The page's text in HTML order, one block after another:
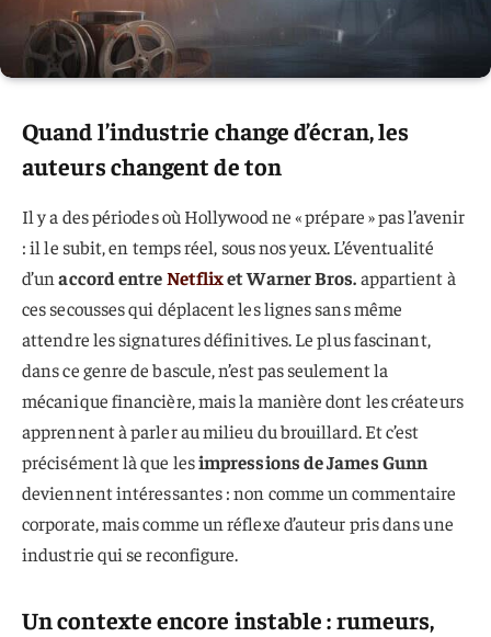
Quand l’industrie change d’écran, les
auteurs changent de ton
Il y a des périodes où Hollywood ne « prépare » pas l’avenir
: il le subit, en temps réel, sous nos yeux. L’éventualité
d’unaccord entreNetflixet Warner Bros.appartient à
ces secousses qui déplacent les lignes sans même
attendre les signatures définitives. Le plus fascinant,
dans ce genre de bascule, n’est pas seulement la
mécanique financière, mais la manière dont les créateurs
apprennent à parler au milieu du brouillard. Et c’est
précisément là que lesimpressions de James Gunn
deviennent intéressantes : non comme un commentaire
corporate, mais comme un réflexe d’auteur pris dans une
industrie qui se reconfigure.
Un contexte encore instable : rumeurs,